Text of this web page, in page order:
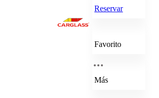
Reservar
Favorito
Más